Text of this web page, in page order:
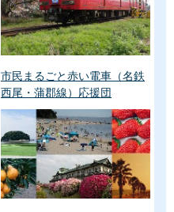
市民まるごと赤い電車（名鉄
西尾・蒲郡線）応援団